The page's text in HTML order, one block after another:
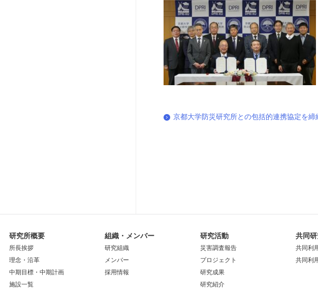
京都大学防災研究所との包括的連携協定を
研究所概要
所長挨拶
理念・沿革
中期目標・中期計画
施設一覧
組織・メンバー
研究組織
メンバー
採用情報
研究活動
災害調査報告
プロジェクト
研究成果
研究紹介
共同
共同利
共同利